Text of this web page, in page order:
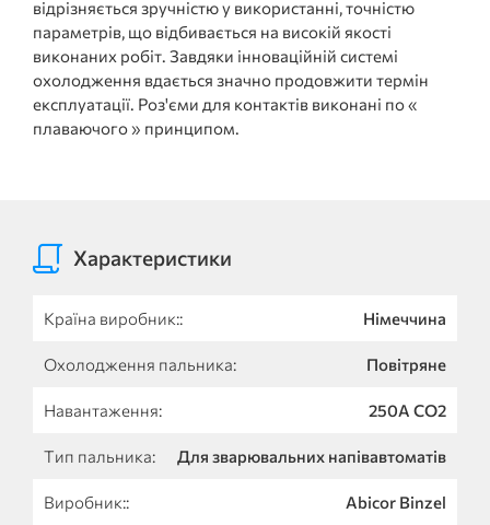
відрізняється зручністю у використанні, точністю
параметрів, що відбивається на високій якості
виконаних робіт. Завдяки інноваційній системі
охолодження вдається значно продовжити термін
експлуатації. Роз'єми для контактів виконані по «
плаваючого » принципом.
Характеристики
Країна виробник:: Німеччина
Охолодження пальника: Повітряне
Навантаження: 250А СО2
Тип пальника: Для зварювальних напівавтоматів
Виробник:: Abicor Binzel